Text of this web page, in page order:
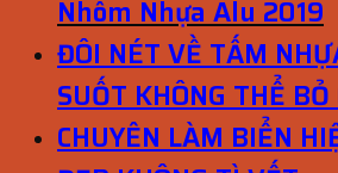
Nhôm Nhựa Alu 2019
ĐÔI NÉT VỀ TẤM
SUỐT KHÔNG THỂ
CHUYÊN LÀM BIỂN